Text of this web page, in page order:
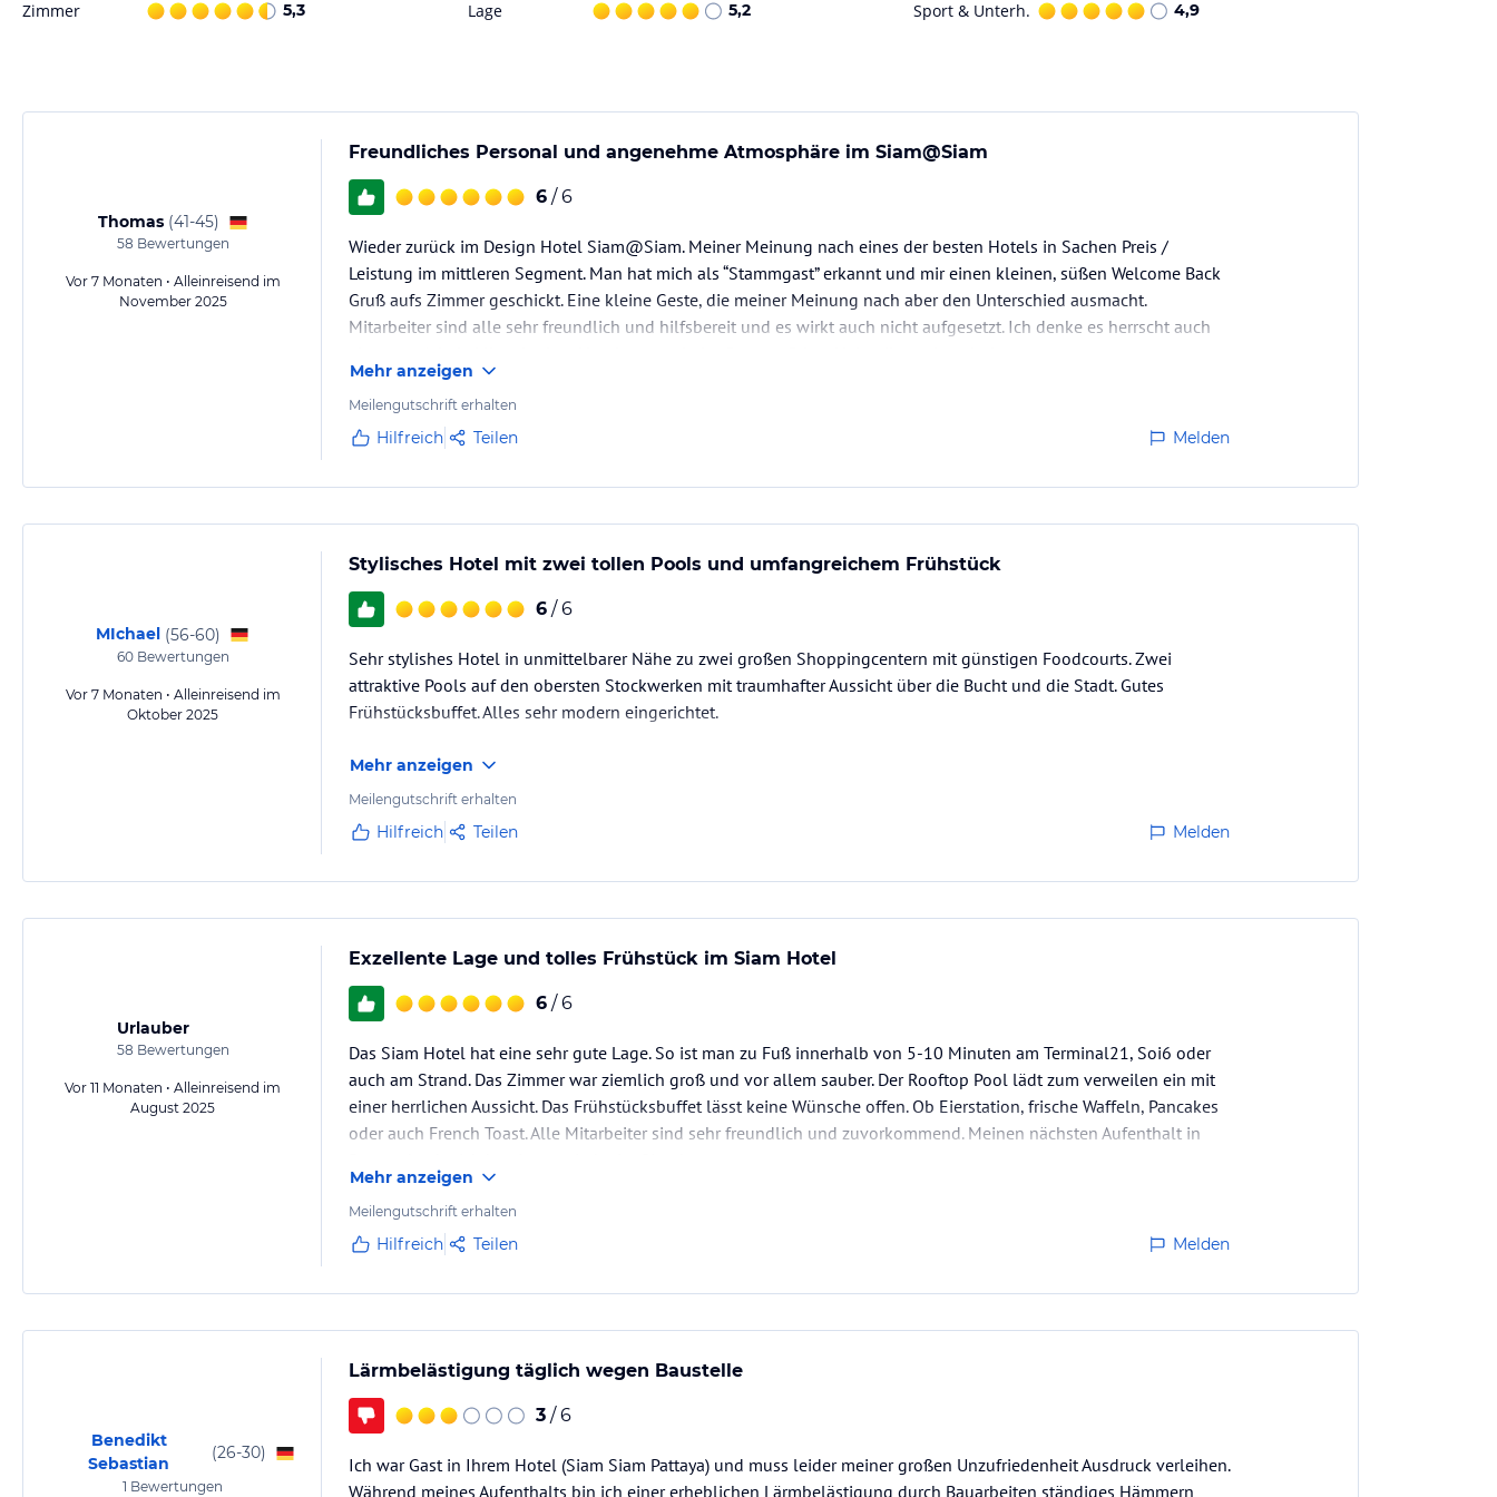
Zimmer 5,3 Lage 5,2 Sport & Unterh. 4,9
Thomas (41-45)
58 Bewertungen
Vor 7 Monaten • Alleinreisend im
November 2025
Freundliches Personal und angenehme Atmosphäre im Siam@Siam
6 / 6
Wieder zurück im Design Hotel Siam@Siam. Meiner Meinung nach eines der besten Hotels in Sachen Preis /
Leistung im mittleren Segment. Man hat mich als “Stammgast” erkannt und mir einen kleinen, süßen Welcome Back
Gruß aufs Zimmer geschickt. Eine kleine Geste, die meiner Meinung nach aber den Unterschied ausmacht.
Mitarbeiter sind alle sehr freundlich und hilfsbereit und es wirkt auch nicht aufgesetzt. Ich denke es herrscht auch
Mehr anzeigen
Meilengutschrift erhalten
Hilfreich Teilen Melden
MIchael (56-60)
60Bewertungen
Vor 7 Monaten • Alleinreisend im
Oktober 2025
Stylisches Hotel mit zwei tollen Pools und umfangreichem Frühstück
6 / 6
Sehr stylishes Hotel in unmittelbarer Nähe zu zwei großen Shoppingcentern mit günstigen Foodcourts. Zwei
attraktive Pools auf den obersten Stockwerken mit traumhafter Aussicht über die Bucht und die Stadt. Gutes
Frühstücksbuffet. Alles sehr modern eingerichtet.
Mehr anzeigen
Meilengutschrift erhalten
Hilfreich Teilen Melden
Urlauber
58 Bewertungen
Vor 11 Monaten • Alleinreisend im
August 2025
Exzellente Lage und tolles Frühstück im Siam Hotel
6 / 6
Das Siam Hotel hat eine sehr gute Lage. So ist man zu Fuß innerhalb von 5-10 Minuten am Terminal21, Soi6 oder
auch am Strand. Das Zimmer war ziemlich groß und vor allem sauber. Der Rooftop Pool lädt zum verweilen ein mit
einer herrlichen Aussicht. Das Frühstücksbuffet lässt keine Wünsche offen. Ob Eierstation, frische Waffeln, Pancakes
oder auch French Toast. Alle Mitarbeiter sind sehr freundlich und zuvorkommend. Meinen nächsten Aufenthalt in
Mehr anzeigen
Meilengutschrift erhalten
Hilfreich Teilen Melden
Benedikt
Sebastian
(26-30)
1 Bewertungen
Lärmbelästigung täglich wegen Baustelle
3 / 6
Ich war Gast in Ihrem Hotel (Siam Siam Pattaya) und muss leider meiner großen Unzufriedenheit Ausdruck verleihen.
Während meines Aufenthalts bin ich einer erheblichen Lärmbelästigung durch Bauarbeiten ständiges Hämmern